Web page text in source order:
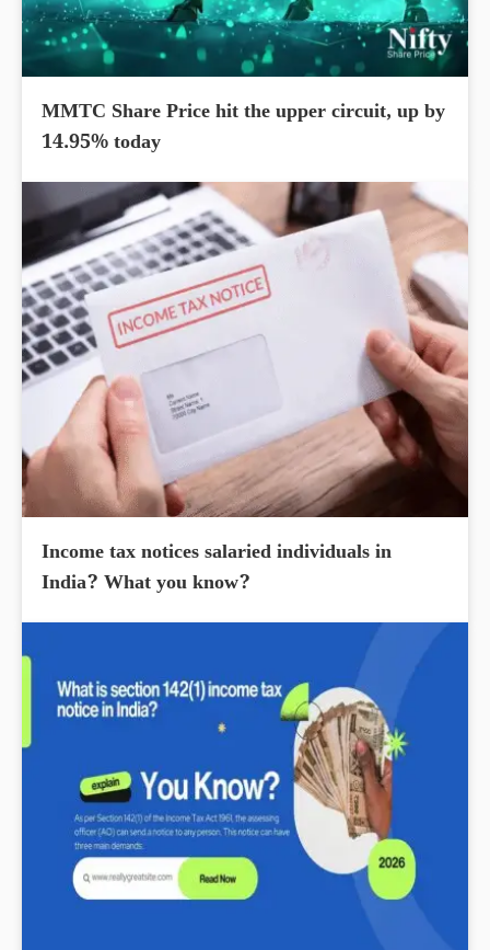
MMTC Share Price hit the upper circuit, up by
14.95% today
Income tax notices salaried individuals in
India? What you know?